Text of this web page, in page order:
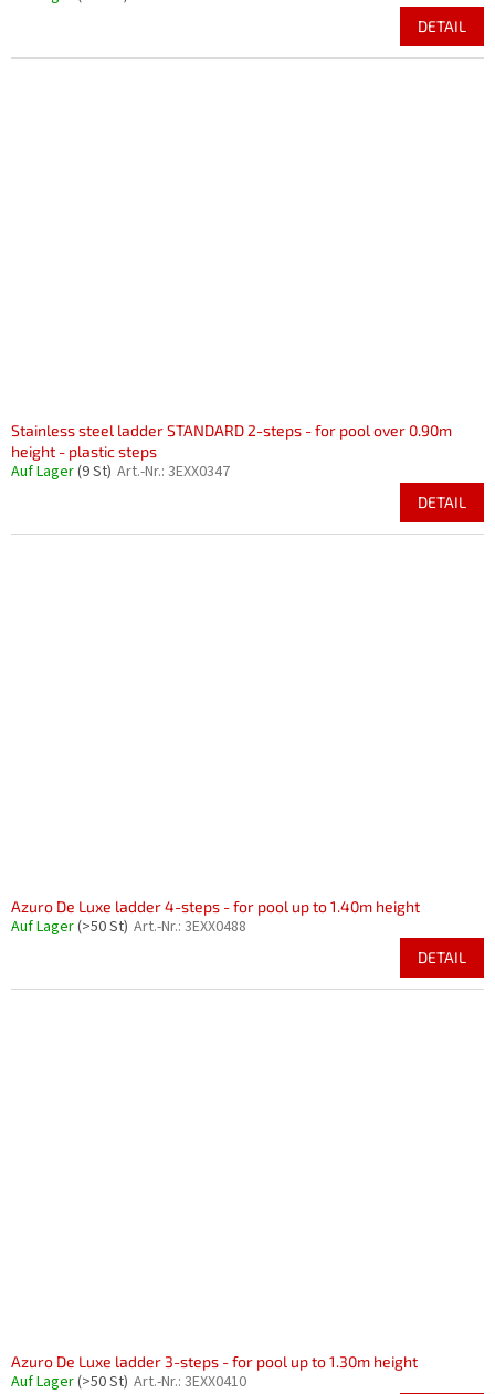
DETAIL
Stainless steel ladder STANDARD 2-steps - for pool over 0.90m
height - plastic steps
Auf Lager(9 St) Art.-Nr.: 3EXX0347
DETAIL
Azuro De Luxe ladder 4-steps - for pool up to 1.40m height
Auf Lager(>50 St) Art.-Nr.: 3EXX0488
DETAIL
Azuro De Luxe ladder 3-steps - for pool up to 1.30m height
Auf Lager(>50 St) Art.-Nr.: 3EXX0410